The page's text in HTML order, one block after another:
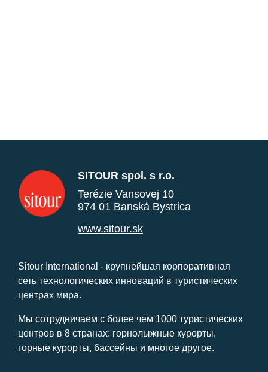
SITOUR spol. s r.o.
Terézie Vansovej 10
974 01 Banská Bystrica
www.sitour.sk
Sitour International - крупнейшая корпоративная
сеть технологических инноваций в туристических
центрах мира.
Мы сотрудничаем с более чем 1000 туристических
центров в 8 странах: горнолыжные курорты,
горные курорты, бассейны и многое другое.